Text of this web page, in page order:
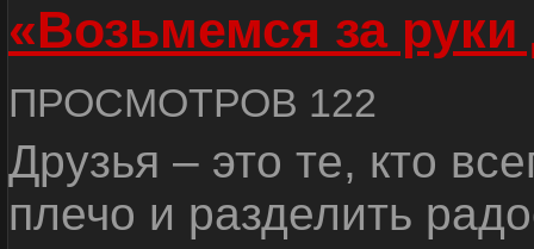
«Возьмемся за руки
ПРОСМОТРОВ 122
Друзья – это те, кто
плечо и разделить